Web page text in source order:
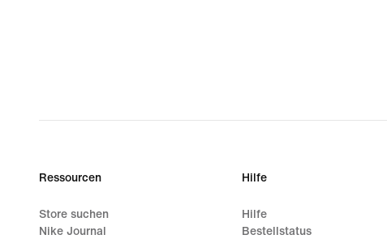
Ressourcen
Store suchen
Nike Journal
Hilfe
Hilfe
Bestellstatus